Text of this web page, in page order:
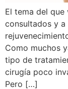
El tema del
consultados y
Como muchos
tipo de
cirugía poco
Pero […]